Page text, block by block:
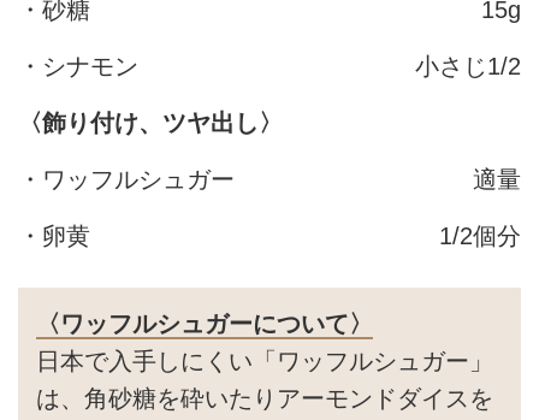
・砂糖 15g
・シナモン 小さじ1/2
〈飾り付け、ツヤ出し〉
・ワッフルシュガー 適量
・卵黄 1/2個分
〈ワッフルシュガーについて〉
日本で入手しにくい「ワッフルシュガー」
は、角砂糖を砕いたりアーモンドダイスを